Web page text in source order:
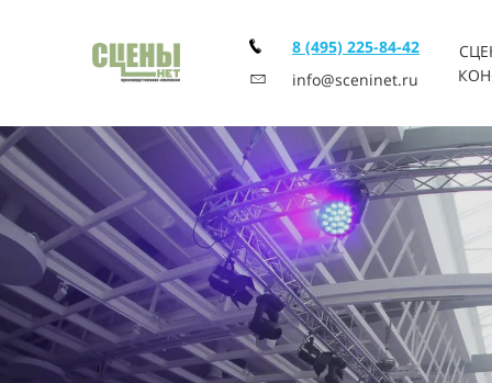
8 (495) 225-84-42
info@sceninet.ru